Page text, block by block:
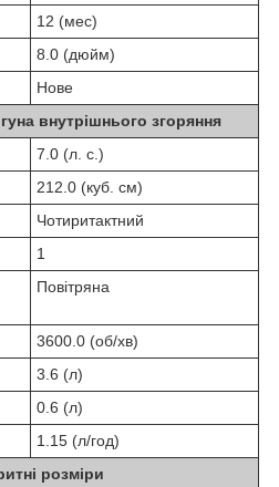
12 (мес)
8.0 (дюйм)
Нове
внутрішнього згоряння
7.0 (л. с.)
212.0 (куб. см)
Чотиритактний
1
Повітряна
3600.0 (об/хв)
3.6 (л)
0.6 (л)
1.15 (л/год)
розміри